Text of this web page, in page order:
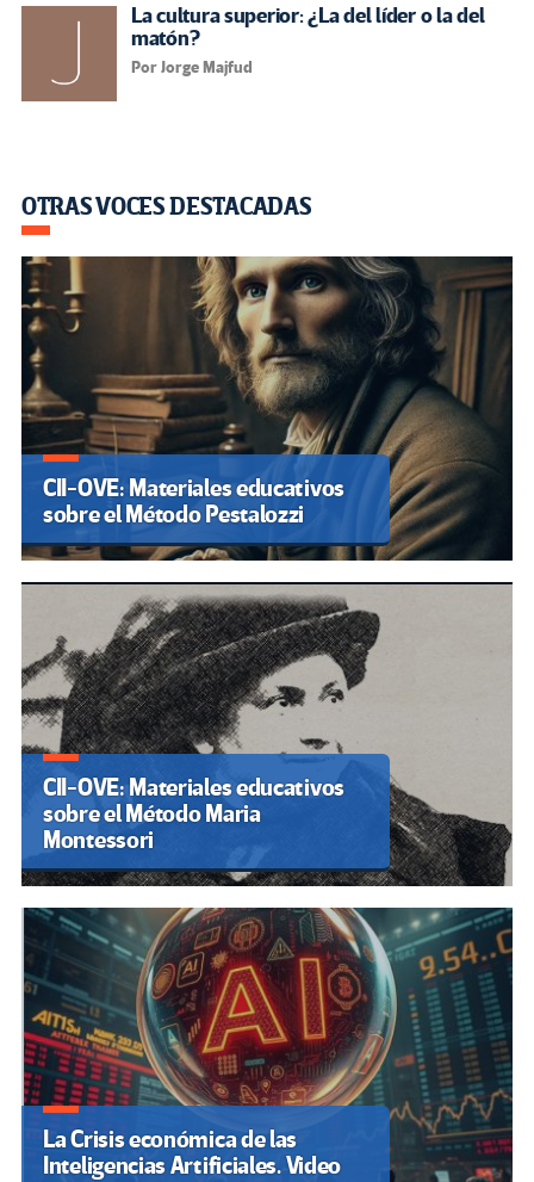
La cultura superior: ¿La del líder o la del
matón?
Por Jorge Majfud
OTRAS VOCES DESTACADAS
CII-OVE: Materiales educativos
sobre el Método Pestalozzi
CII-OVE: Materiales educativos
sobre el Método Maria
Montessori
La Crisis económica de las
Inteligencias Artificiales. Video